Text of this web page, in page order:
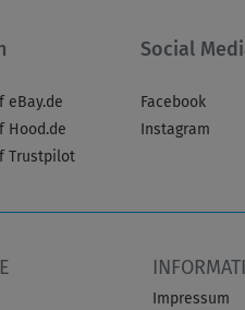
eBay.de
Hood.de
Trustpilot
Social
Facebook
Instagram
Impressum